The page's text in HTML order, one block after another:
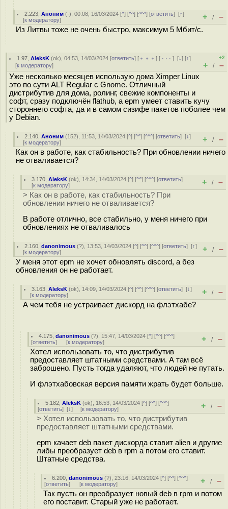
2.223 ,Аноним (-), 00:08, 16/03/2024 [^] [^^] [^^^] [ответить][↑]
[к модератору] + / –
Из Литвы тоже не очень быстро, максимум 5 Мбит/с.
1.97 ,AleksK (ok), 04:53, 14/03/2024 [ответить] [ ﹢﹢﹢] [ · · ·][↓] [↑]
[к модератору]
+2
+ / –
Уже несколько месяцев использую дома Ximper Linux
это по сути ALT Regular с Gnome. Отличный
дистрибутив для дома, ролинг, свежие компоненты и
софт, сразу подключён flathub, а epm умеет ставить кучу
стороннего софта, да и в самом сизифе пакетов поболее чем
у Debian.
2.140 ,Аноним (152), 11:53, 14/03/2024 [^] [^^] [^^^] [ответить][↓]
[к модератору] + / –
Как он в работе, как стабильность? При обновлении ничего
не отваливается?
3.170 ,AleksK (ok), 14:34, 14/03/2024 [^] [^^] [^^^] [ответить]
[к модератору] + / –
> Как он в работе, как стабильность? При
обновлении ничего не отваливается?
В работе отлично, все стабильно, у меня ничего при
обновлениях не отваливалось
2.160 ,danonimous (?), 13:53, 14/03/2024 [^] [^^] [^^^] [ответить][↑]
[к модератору] + / –
У меня этот epm не хочет обновлять discord, а без
обновления он не работает.
3.163 ,AleksK (ok), 14:09, 14/03/2024 [^] [^^] [^^^] [ответить][↓]
[к модератору] + / –
А чем тебя не устраивает дискорд на флэтхабе?
4.175 ,danonimous (?), 15:47, 14/03/2024 [^] [^^] [^^^]
[ответить] [к модератору] + / –
Хотел использовать то, что дистрибутив
предоставляет штатными средствами. А там всё
заброшено. Пусть тогда удаляют, что людей не путать.
И флэтхабовская версия памяти жрать будет больше.
5.182 ,AleksK (ok), 16:53, 14/03/2024 [^] [^^] [^^^]
[ответить] [↓] [к модератору] + / –
> Хотел использовать то, что дистрибутив
предоставляет штатными средствами.
epm качает deb пакет дискорда ставит alien и другие
либы преобразует deb в rpm а потом его ставит.
Штатные средства.
6.200 ,danonimous (?), 23:16, 14/03/2024 [^] [^^] [^^^]
[ответить] [к модератору] + / –
Так пусть он преобразует новый deb в rpm и потом
его поставит. Старый уже не работает.